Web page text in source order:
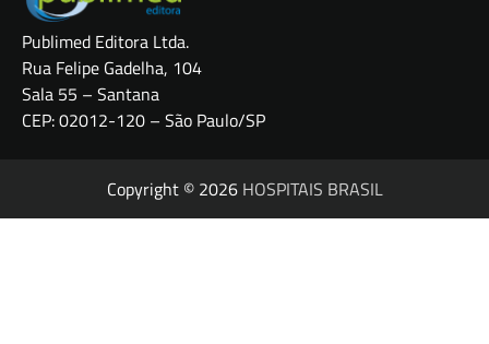
Publimed Editora Ltda.
Rua Felipe Gadelha, 104
Sala 55 – Santana
CEP: 02012-120 – São Paulo/SP
Copyright © 2026 HOSPITAIS BRASIL